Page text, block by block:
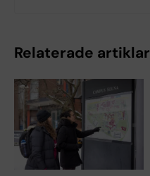
Relaterade artiklar